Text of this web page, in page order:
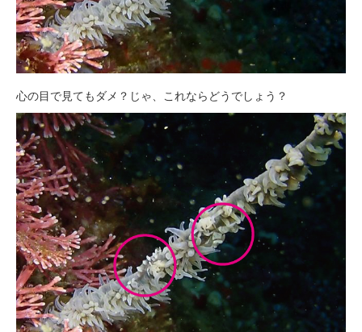
心の目で見てもダメ？じゃ、これならどうでしょう？